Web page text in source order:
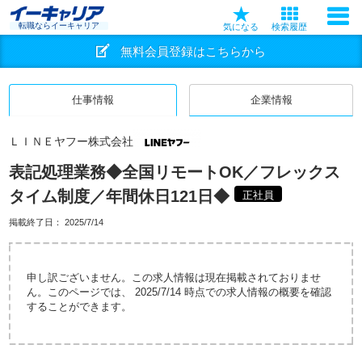
転職ならイーキャリア 気になる 検索履歴
無料会員登録はこちらから
仕事情報 企業情報
ＬＩＮＥヤフー株式会社
表記処理業務◆全国リモートOK／フレックス
タイム制度／年間休日121日◆
正社員
掲載終了日： 2025/7/14
申し訳ございません。この求人情報は現在掲載されておりませ
ん。このページでは、 2025/7/14 時点での求人情報の概要を確認
することができます。